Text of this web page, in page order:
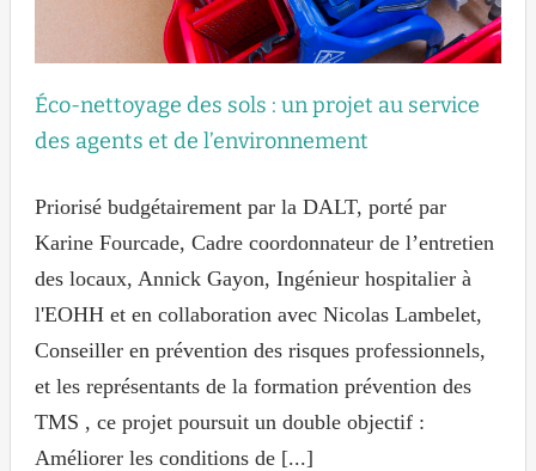
Éco-nettoyage des sols : un projet au service
des agents et de l’environnement
Priorisé budgétairement par la DALT, porté par
Karine Fourcade, Cadre coordonnateur de l’entretien
des locaux, Annick Gayon, Ingénieur hospitalier à
l'EOHH et en collaboration avec Nicolas Lambelet,
Conseiller en prévention des risques professionnels,
et les représentants de la formation prévention des
TMS , ce projet poursuit un double objectif :
Améliorer les conditions de [...]